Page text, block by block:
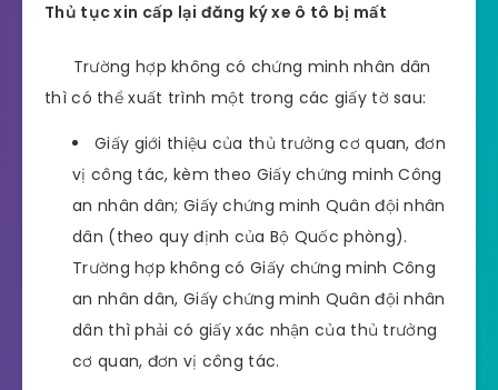
Thủ tục xin cấp lại đăng ký xe ô tô bị mất
Trường hợp không có chứng minh nhân dân
thì có thể xuất trình một trong các giấy tờ sau:
Giấy giới thiệu của thủ trưởng cơ quan, đơn
vị công tác, kèm theo Giấy chứng minh Công
an nhân dân; Giấy chứng minh Quân đội nhân
dân (theo quy định của Bộ Quốc phòng).
Trường hợp không có Giấy chứng minh Công
an nhân dân, Giấy chứng minh Quân đội nhân
dân thì phải có giấy xác nhận của thủ trưởng
cơ quan, đơn vị công tác.